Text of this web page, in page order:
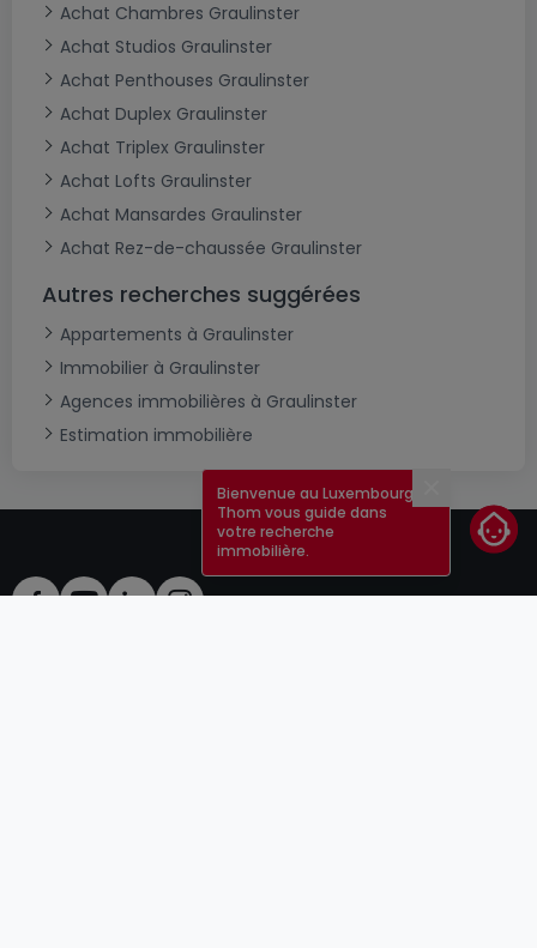
Achat Chambres Graulinster
Achat Studios Graulinster
Achat Penthouses Graulinster
Achat Duplex Graulinster
Achat Triplex Graulinster
Achat Lofts Graulinster
Achat Mansardes Graulinster
Achat Rez-de-chaussée Graulinster
Autres recherches suggérées
Appartements à Graulinster
Immobilier à Graulinster
Agences immobilières à Graulinster
Estimation immobilière
Fermer
Bienvenue au Luxembourg !
Thom vous guide dans
votre recherche
immobilière.